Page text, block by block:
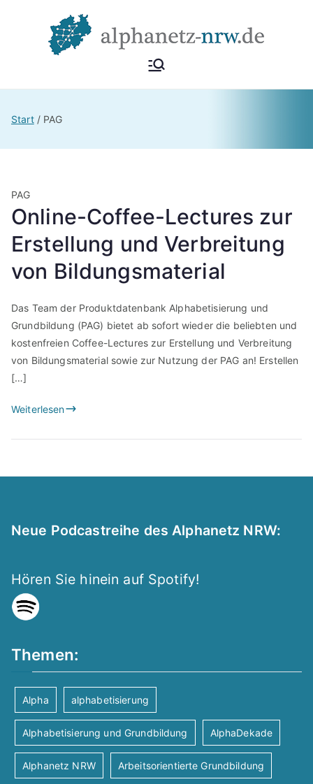
Alphan
Start PAG
PAG
Online-Coffee-Lectures zur
Erstellung und Verbreitung
von Bildungsmaterial
Das Team der Produktdatenbank Alphabetisierung und
Grundbildung (PAG) bietet ab sofort wieder die beliebten und
kostenfreien Coffee-Lectures zur Erstellung und Verbreitung
von Bildungsmaterial sowie zur Nutzung der PAG an! Erstellen
[…]
Weiterlesen
Neue Podcastreihe des Alphanetz NRW:
Hören Sie hinein auf Spotify!
Themen:
Alpha alphabetisierung
Alphabetisierung und Grundbildung AlphaDekade
Alphanetz NRW Arbeitsorientierte Grundbildung